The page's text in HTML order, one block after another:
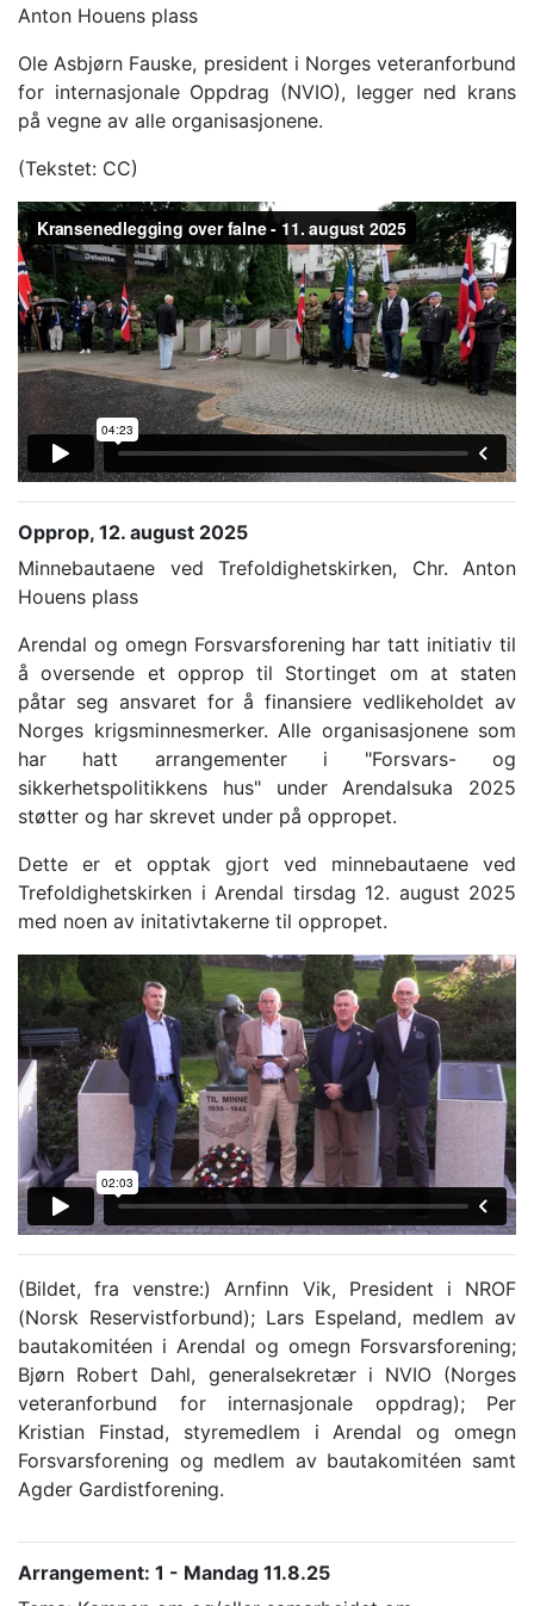
Anton Houens plass
Ole Asbjørn Fauske, president i Norges veteranforbund
for internasjonale Oppdrag (NVIO), legger ned krans
på vegne av alle organisasjonene.
(Tekstet: CC)
Opprop, 12. august 2025
Minnebautaene ved Trefoldighetskirken, Chr. Anton
Houens plass
Arendal og omegn Forsvarsforening har tatt initiativ til
å oversende et opprop til Stortinget om at staten
påtar seg ansvaret for å finansiere vedlikeholdet av
Norges krigsminnesmerker. Alle organisasjonene som
har hatt arrangementer i "Forsvars- og
sikkerhetspolitikkens hus" under Arendalsuka 2025
støtter og har skrevet under på oppropet.
Dette er et opptak gjort ved minnebautaene ved
Trefoldighetskirken i Arendal tirsdag 12. august 2025
med noen av initativtakerne til oppropet.
(Bildet, fra venstre:) Arnfinn Vik, President i NROF
(Norsk Reservistforbund); Lars Espeland, medlem av
bautakomitéen i Arendal og omegn Forsvarsforening;
Bjørn Robert Dahl, generalsekretær i NVIO (Norges
veteranforbund for internasjonale oppdrag); Per
Kristian Finstad, styremedlem i Arendal og omegn
Forsvarsforening og medlem av bautakomitéen samt
Agder Gardistforening.
Arrangement: 1 - Mandag 11.8.25